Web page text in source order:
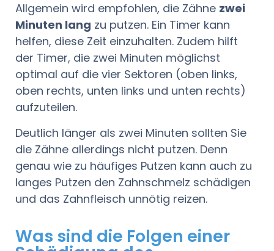
Allgemein wird empfohlen, die Zähne zwei
Minuten lang zu putzen. Ein Timer kann
helfen, diese Zeit einzuhalten. Zudem hilft
der Timer, die zwei Minuten möglichst
optimal auf die vier Sektoren (oben links,
oben rechts, unten links und unten rechts)
aufzuteilen.
Deutlich länger als zwei Minuten sollten Sie
die Zähne allerdings nicht putzen. Denn
genau wie zu häufiges Putzen kann auch zu
langes Putzen den Zahnschmelz schädigen
und das Zahnfleisch unnötig reizen.
Was sind die Folgen einer